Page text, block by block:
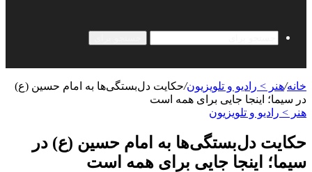
خانه/هنر > رادیو و تلویزیون/حکایت دل‌بستگی‌ها به امام حسین (ع)
در سیما؛ اینجا جایی برای همه است
هنر > رادیو و تلویزیون
حکایت دل‌بستگی‌ها به امام حسین (ع) در
سیما؛ اینجا جایی برای همه است